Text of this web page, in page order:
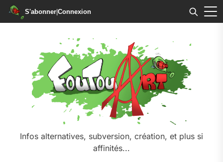
S'abonner|Connexion
Infos alternatives, subversion, création, et plus si
affinités...